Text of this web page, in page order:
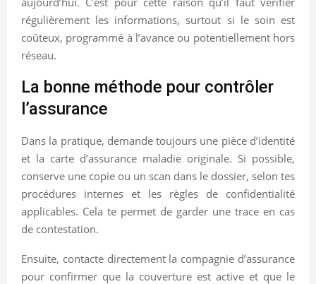
régulièrement les informations, surtout si le soin est
coûteux, programmé à l’avance ou potentiellement hors
réseau.
La bonne méthode pour contrôler
l’assurance
Dans la pratique, demande toujours une pièce d’identité
et la carte d’assurance maladie originale. Si possible,
conserve une copie ou un scan dans le dossier, selon tes
procédures internes et les règles de confidentialité
applicables. Cela te permet de garder une trace en cas
de contestation.
Ensuite, contacte directement la compagnie d’assurance
pour confirmer que la couverture est active et que le